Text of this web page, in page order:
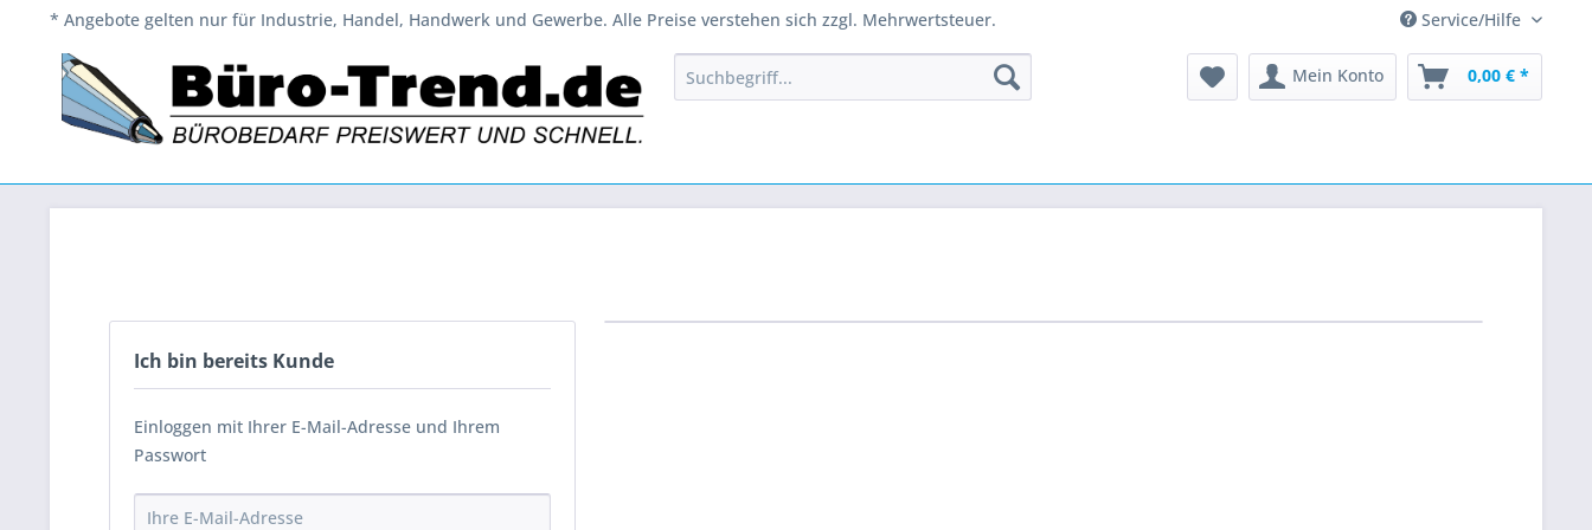
* Angebote gelten nur für Industrie, Handel, Handwerk und Gewerbe. Alle Preise verstehen sich zzgl. Mehrwertsteuer. Service/Hilfe
Mein Konto 0,00 € *
Ich bin bereits Kunde
Einloggen mit Ihrer E-Mail-Adresse und Ihrem
Passwort